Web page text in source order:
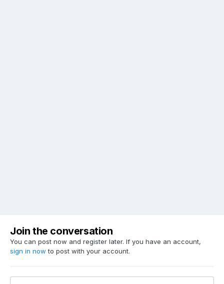
Join the conversation
You can post now and register later. If you have an account,
sign in now to post with your account.